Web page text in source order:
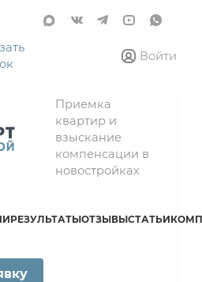
Войти
Приемка
квартир и
взыскание
компенсации в
новостройках
РЕЗУЛЬТАТЫОТЗЫВЫСТАТЬИ